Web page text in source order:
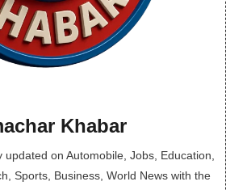
Khabar
on Automobile, Jobs, Education,
Sports, Business, World News with the